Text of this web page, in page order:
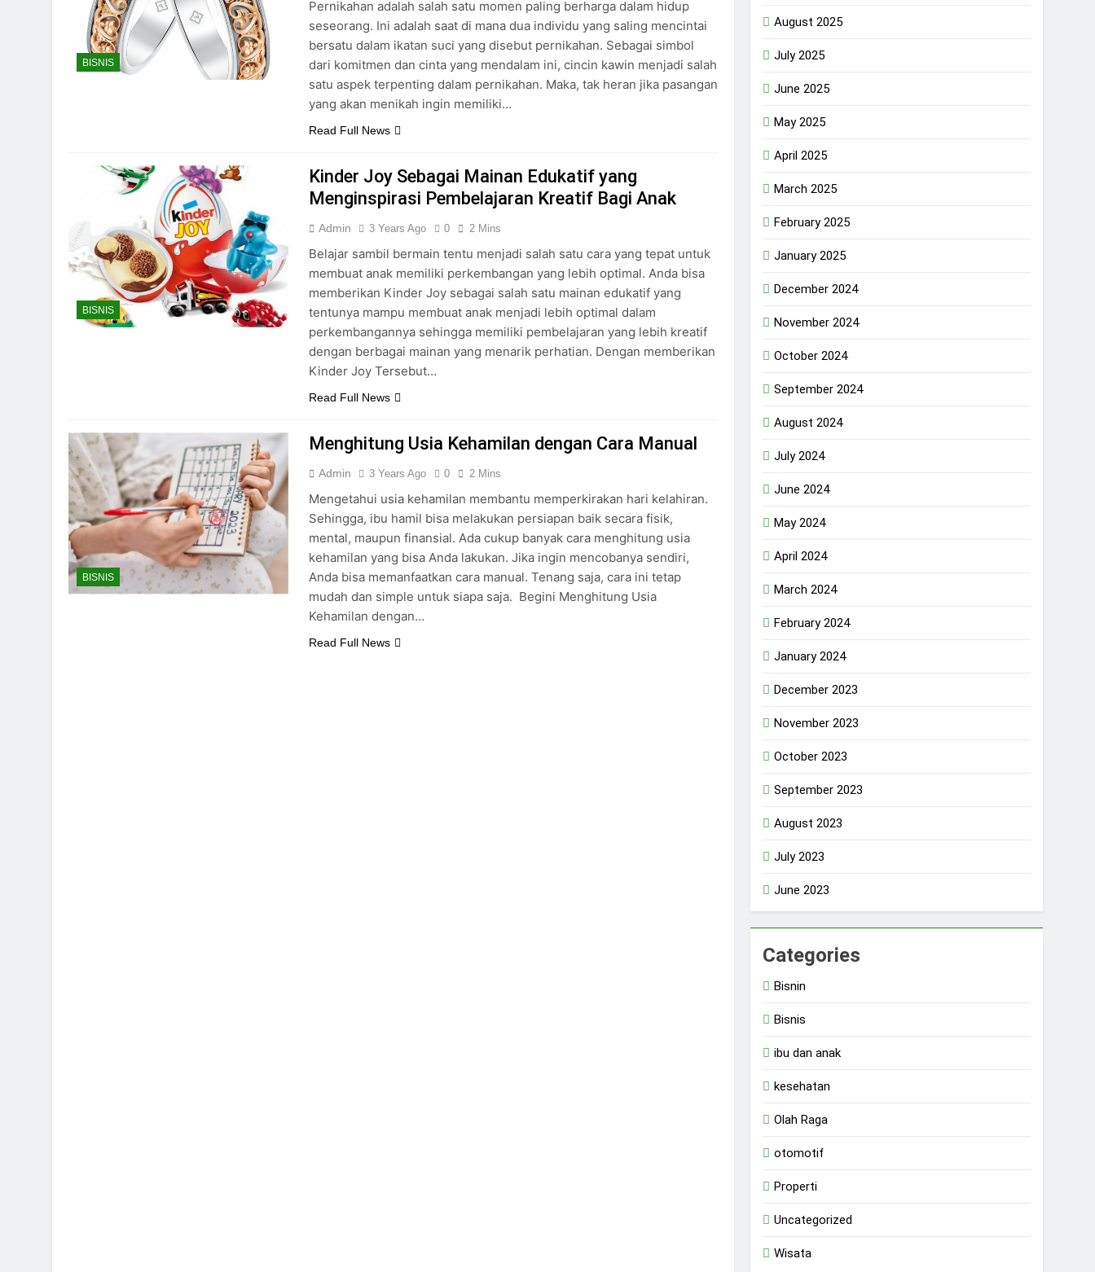
BISNIS
Pernikahan adalah salah satu momen paling berharga dalam hidup
seseorang. Ini adalah saat di mana dua individu yang saling mencintai
bersatu dalam ikatan suci yang disebut pernikahan. Sebagai simbol
dari komitmen dan cinta yang mendalam ini, cincin kawin menjadi salah
satu aspek terpenting dalam pernikahan. Maka, tak heran jika pasangan
yang akan menikah ingin memiliki…
Read Full News
BISNIS
Kinder Joy Sebagai Mainan Edukatif yang
Menginspirasi Pembelajaran Kreatif Bagi Anak
Admin 3 Years Ago 0 2 Mins
Belajar sambil bermain tentu menjadi salah satu cara yang tepat untuk
membuat anak memiliki perkembangan yang lebih optimal. Anda bisa
memberikan Kinder Joy sebagai salah satu mainan edukatif yang
tentunya mampu membuat anak menjadi lebih optimal dalam
perkembangannya sehingga memiliki pembelajaran yang lebih kreatif
dengan berbagai mainan yang menarik perhatian. Dengan memberikan
Kinder Joy Tersebut…
Read Full News
BISNIS
Menghitung Usia Kehamilan dengan Cara Manual
Admin 3 Years Ago 0 2 Mins
Mengetahui usia kehamilan membantu memperkirakan hari kelahiran.
Sehingga, ibu hamil bisa melakukan persiapan baik secara fisik,
mental, maupun finansial. Ada cukup banyak cara menghitung usia
kehamilan yang bisa Anda lakukan. Jika ingin mencobanya sendiri,
Anda bisa memanfaatkan cara manual. Tenang saja, cara ini tetap
mudah dan simple untuk siapa saja. Begini Menghitung Usia
Kehamilan dengan…
Read Full News
August 2025
July 2025
June 2025
May 2025
April 2025
March 2025
February 2025
January 2025
December 2024
November 2024
October 2024
September 2024
August 2024
July 2024
June 2024
May 2024
April 2024
March 2024
February 2024
January 2024
December 2023
November 2023
October 2023
September 2023
August 2023
July 2023
June 2023
Categories
Bisnin
Bisnis
ibu dan anak
kesehatan
Olah Raga
otomotif
Properti
Uncategorized
Wisata